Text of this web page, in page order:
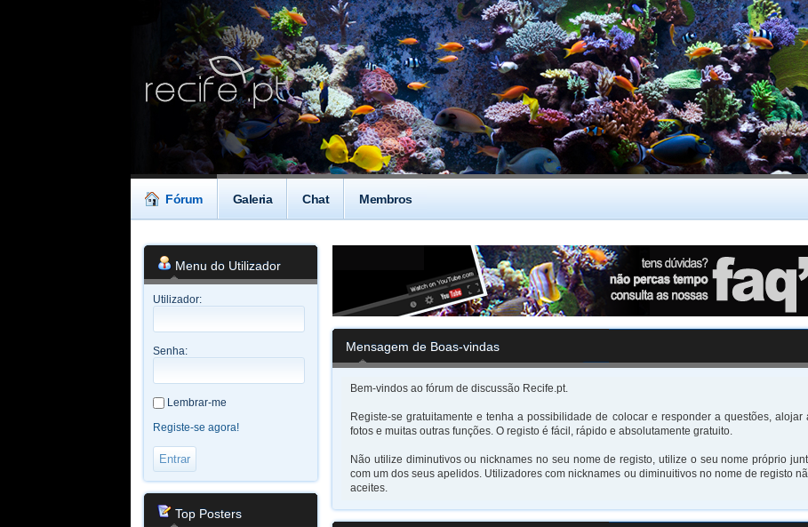
Fórum Galeria Chat Membros
Menu do Utilizador
Utilizador:
Senha:
Lembrar-me
Registe-se agora!
Top Posters
Mensagem de Boas-vindas
Bem-vindos ao fórum de discussão Recife.pt.
Registe-se gratuitamente e tenha a possibilidade de colocar e responder a questões, alojar
fotos e muitas outras funções. O registo é fácil, rápido e absolutamente gratuito.
Não utilize diminutivos ou nicknames no seu nome de registo, utilize o seu nome próprio
com um dos seus apelidos. Utilizadores com nicknames ou diminuitivos no nome de registo
aceites.